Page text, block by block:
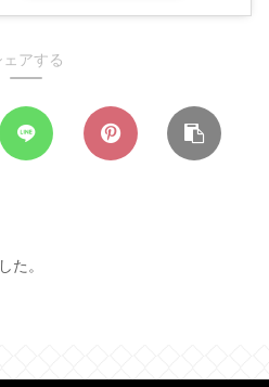
ェアする
た。